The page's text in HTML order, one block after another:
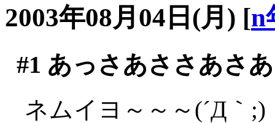
2003年08月04日(月) [n
#1 あっさあささあさ
ネムイヨ～～～(´Д｀;)